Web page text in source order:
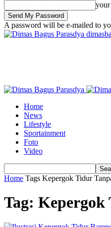
your
A password will be e-mailed to
Home
News
Lifestyle
Sportainment
Foto
Video
Home Tags Kepergok Tidur
Tag: Kepergok